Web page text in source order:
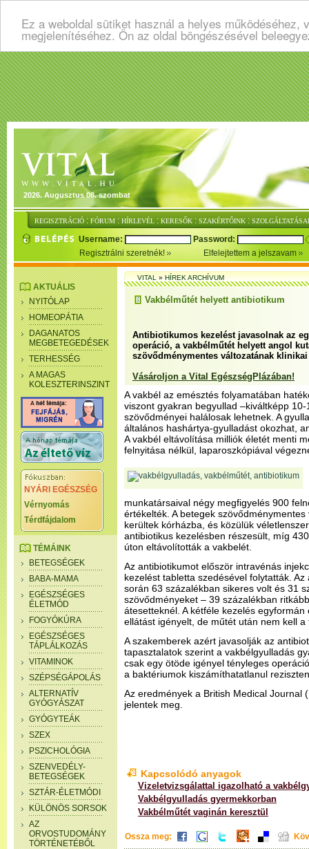
Ez a weboldal sütiket használ a helyes
megjelenítéséhez. Ön az oldal böngészésével
2026. Augusztus 08. szombat
REGISZTRÁCIÓ : FÓRUM : HÍRLEVÉL : KERESŐK : SZAKÉRTŐINK :
Username:
Password:
Regisztrálni szeretnék!
Elfelejtettem a jelszavam
AKTUÁLIS
NYITÓLAP
HOMEOPÁTIA
DAGANATOS
MEGBETEGEDÉSEK
TERHESSÉG
A MAGAS
KOLESZTERINSZINT
NYÁRI EGÉSZSÉG
Vérnyomás
Térdfájdalom
TÉMÁINK
BETEGSÉGEK
BABA-MAMA
EGÉSZSÉGES
ÉLETMÓD
FOGYÓKÚRA
EGÉSZSÉGES
TÁPLÁLKOZÁS
VITAMINOK
SZÉPSÉGÁPOLÁS
ALTERNATÍV
GYÓGYÁSZAT
GYÓGYTEÁK
SZEX
PSZICHOLÓGIA
SZENVEDÉLY-
BETEGSÉGEK
SZTÁR-ÉLETMÓDI
KÜLÖNÖS SORSOK
AZ
ORVOSTUDOMÁNY
TÖRTÉNETÉBŐL
VITAL»HÍREK ARCHÍVUM
Vakbélműtét helyett antibiotikum
Antibiotikumos kezelést javasolnak az
operáció, a vakbélműtét helyett angol
szövődménymentes változatának
Vásároljon a Vital EgészségPlázában!
A vakbél az emésztés folyamatában
viszont gyakran begyullad –kiváltképp
szövődményei halálosak lehetnek. A
általános hashártya-gyulladást okozhat,
A vakbél eltávolítása milliók életét menti
felnyitása nélkül, laparoszkópiával
munkatársaival négy megfigyelés 900
értékelték. A betegek
kerültek kórházba, és közülük
antibiotikus kezelésben részesült, míg
úton eltávolították a vakbelét.
Az antibiotikumot először intravénás
kezelést tabletta szedésével folytatták.
során 63 százalékban sikeres volt és 31
szövődményeket – 39 százalékban
átesetteknél. A kétféle kezelés
ellátást igényelt, de műtét után nem kell
A szakemberek azért javasolják az
tapasztalatok szerint a vakbélgyulladás
csak egy ötöde igényel tényleges
a baktériumok kiszámíthatatlanul
Az eredmények a British Medical Journal
jelentek meg.
Kapcsolódó anyagok
Vizeletvizsgálattal igazolható a
Vakbélgyulladás gyermekkorban
Vakbélműtét vaginán keresztül
Ossza meg: